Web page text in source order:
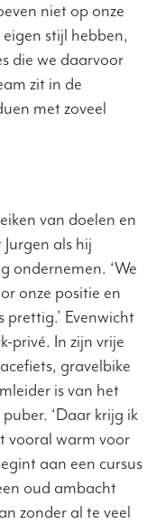
niet op onze
stijl hebben,
die we daarvoor
zit in de
met zoveel
van doelen en
als hij
ondernemen. ‘We
onze positie en
prettig.’ Evenwicht
privé. In zijn vrije
gravelbike
is van het
‘Daar krijg ik
vooral warm voor
aan een cursus
oud ambacht
zonder al te veel